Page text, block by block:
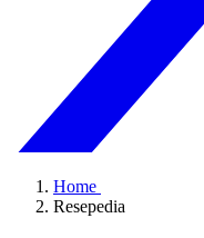
Home
Resepedia